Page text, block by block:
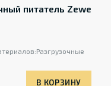
питатель Zewe
Разгрузочные
В КОРЗИНУ